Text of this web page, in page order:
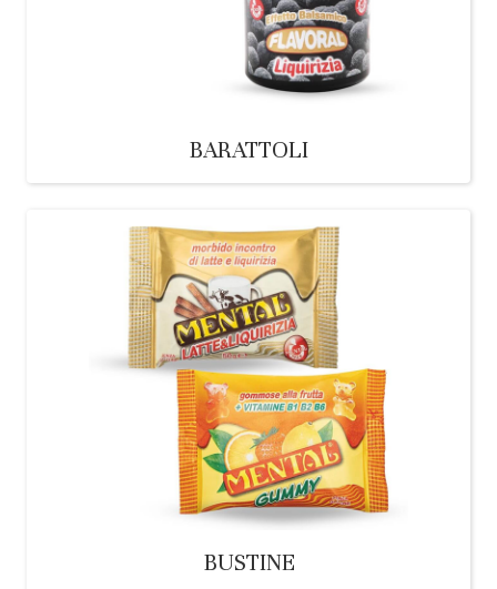
BARATTOLI
BUSTINE